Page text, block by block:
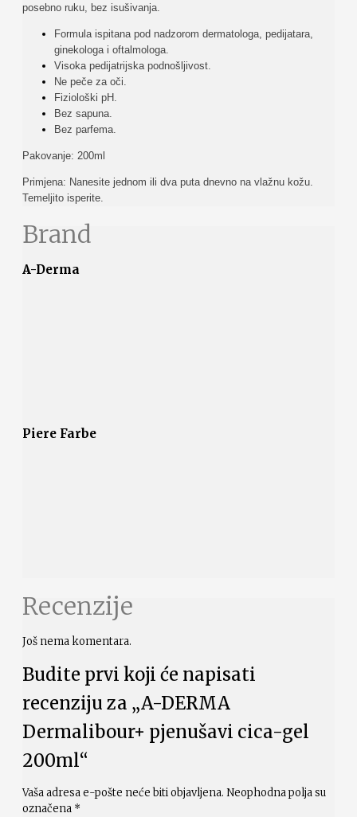
posebno ruku, bez isušivanja.
Formula ispitana pod nadzorom dermatologa, pedijatara,
ginekologa i oftalmologa.
Visoka pedijatrijska podnošljivost.
Ne peče za oči.
Fiziološki pH.
Bez sapuna.
Bez parfema.
Pakovanje: 200ml
Primjena: Nanesite jednom ili dva puta dnevno na vlažnu kožu.
Temeljito isperite.
Brand
A-Derma
Piere Farbe
Recenzije
Još nema komentara.
Budite prvi koji će napisati
recenziju za „A-DERMA
Dermalibour+ pjenušavi cica-gel
200ml“
Vaša adresa e-pošte neće biti objavljena. Neophodna polja su
označena *